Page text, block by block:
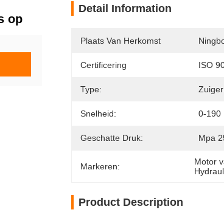
op
Detail Information
Plaats Van Herkomst
Certificering ISO
Type:
Snelheid: 0-190
Geschatte Druk: Mpa
Markeren: Motor
Product Description